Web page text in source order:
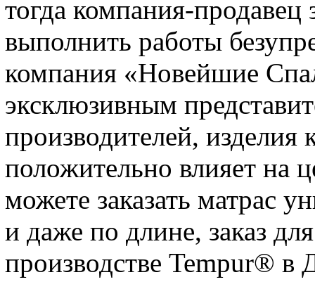
тогда компания-продавец
выполнить работы
компания «Новейшие
эксклюзивным
производителей, изделия
положительно влияет на
можете заказать матрас
и даже по длине, заказ
производстве Tempur® в